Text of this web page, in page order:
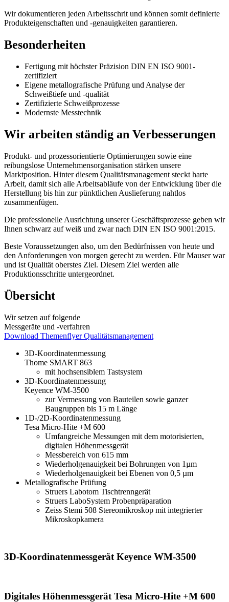
Wir dokumentieren jeden Arbeitsschrit und können somit definierte
Produkteigenschaften und -genauigkeiten garantieren.
Besonderheiten
Fertigung mit höchster Präzision DIN EN ISO 9001-
zertifiziert
Eigene metallografische Prüfung und Analyse der
Schweißtiefe und -qualität
Zertifizierte Schweißprozesse
Modernste Messtechnik
Wir arbeiten ständig an Verbesserungen
Produkt- und prozessorientierte Optimierungen sowie eine
reibungslose Unternehmensorganisation stärken unsere
Marktposition. Hinter diesem Qualitätsmanagement steckt harte
Arbeit, damit sich alle Arbeitsabläufe von der Entwicklung über die
Herstellung bis hin zur pünktlichen Auslieferung nahtlos
zusammenfügen.
Die professionelle Ausrichtung unserer Geschäftsprozesse geben wir
Ihnen schwarz auf weiß und zwar nach DIN EN ISO 9001:2015.
Beste Voraussetzungen also, um den Bedürfnissen von heute und
den Anforderungen von morgen gerecht zu werden. Für Mauser war
und ist Qualität oberstes Ziel. Diesem Ziel werden alle
Produktionsschritte untergeordnet.
Übersicht
Wir setzen auf folgende
Messgeräte und -verfahren
Download Themenflyer Qualitätsmanagement
3D-Koordinatenmessung
Thome SMART 863
mit hoch­sensiblem Tastsystem
3D-Koordinatenmessung
Keyence WM-3500
zur Vermessung von Bauteilen sowie ganzer
Baugruppen bis 15 m Länge
1D-/2D-Koordinatenmessung
Tesa Micro-Hite +M 600
Umfangreiche Messungen mit dem motorisierten,
digitalen Höhenmessgerät
Messbereich von 615 mm
Wiederholge­nauigkeit bei ­Bohrungen von 1µm
Wiederholgenauigkeit bei Ebenen von 0,5 µm
Metallografische Prüfung
Struers Labotom Tischtrenngerät
Struers LaboSystem Probenpräparation
Zeiss Stemi 508 Stereomikroskop mit integrierter
Mikroskopkamera
3D-Koordinatenmessgerät Keyence WM-3500
Digitales Höhenmessgerät Tesa Micro-Hite +M 600